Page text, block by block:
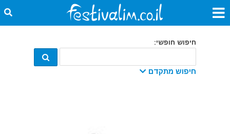
חיפוש חופשי:
חיפוש מתקדם